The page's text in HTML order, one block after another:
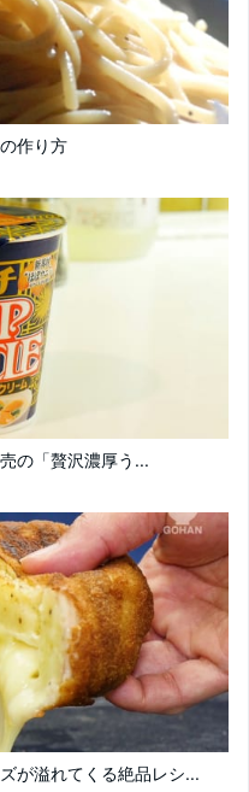
作り方
の「贅沢濃厚う...
が溢れてくる絶品レシ...